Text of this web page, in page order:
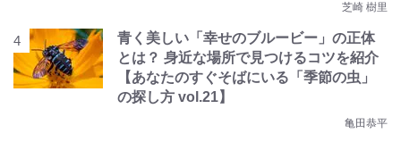
芝崎 樹里
青く美しい「幸せのブルービー」の正体
とは？ 身近な場所で見つけるコツを紹介
【あなたのすぐそばにいる「季節の虫」
の探し方 vol.21】
亀田恭平